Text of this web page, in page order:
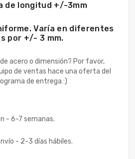
de longitud +/-3mm
Varía en diferentes
por +/- 3 mm.
acero o dimensión? Por favor,
de ventas hace una oferta del
de entrega :)
- 6-7 semanas.
- 2-3 días hábiles.